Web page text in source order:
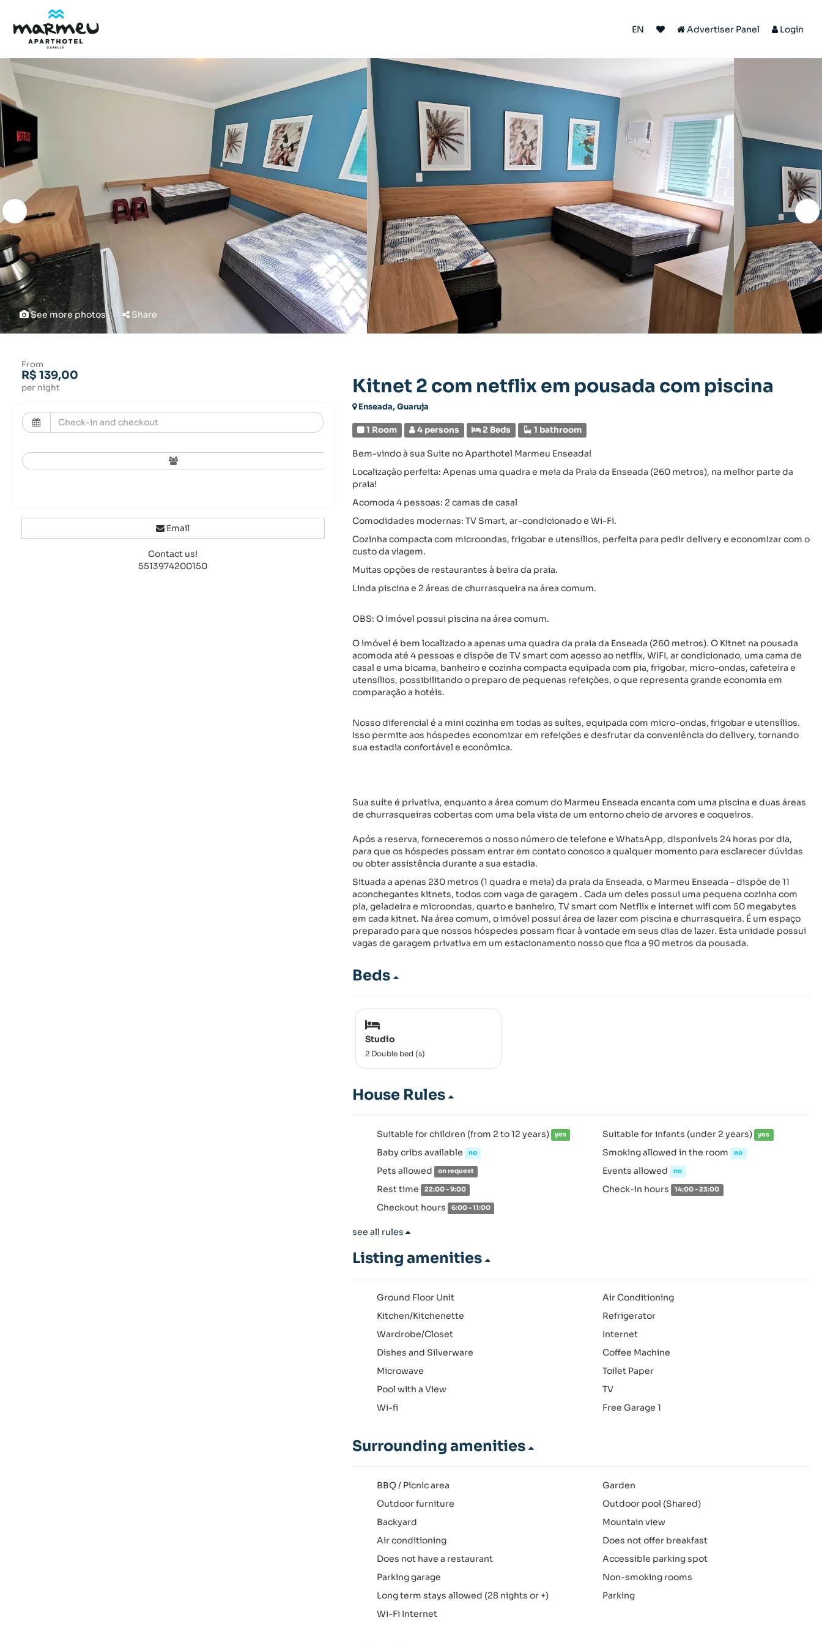
EN Advertiser Panel Login
See more photos Share
Kitnet 2 com netflix em pousada com piscina
Enseada, Guaruja
1 Room 4 persons 2 Beds 1 bathroom
Bem-vindo à sua Suite no Aparthotel Marmeu Enseada!
Localização perfeita: Apenas uma quadra e meia da Praia da Enseada (260 metros), na melhor parte da
praia!
Acomoda 4 pessoas: 2 camas de casal
Comodidades modernas: TV Smart, ar-condicionado e Wi-Fi.
Cozinha compacta com microondas, frigobar e utensílios, perfeita para pedir delivery e economizar com o
custo da viagem.
Muitas opções de restaurantes à beira da praia.
Linda piscina e 2 áreas de churrasqueira na área comum.
OBS: O imóvel possui piscina na área comum.
O imóvel é bem localizado a apenas uma quadra da praia da Enseada (260 metros). O Kitnet na pousada
acomoda até 4 pessoas e dispõe de TV smart com acesso ao netflix, WIFI, ar condicionado, uma cama de
casal e uma bicama, banheiro e cozinha compacta equipada com pia, frigobar, micro-ondas, cafeteira e
utensílios, possibilitando o preparo de pequenas refeições, o que representa grande economia em
comparação a hotéis.
Nosso diferencial é a mini cozinha em todas as suítes, equipada com micro-ondas, frigobar e utensílios.
Isso permite aos hóspedes economizar em refeições e desfrutar da conveniência do delivery, tornando
sua estadia confortável e econômica.
Sua suíte é privativa, enquanto a área comum do Marmeu Enseada encanta com uma piscina e duas áreas
de churrasqueiras cobertas com uma bela vista de um entorno cheio de arvores e coqueiros.
Após a reserva, forneceremos o nosso número de telefone e WhatsApp, disponíveis 24 horas por dia,
para que os hóspedes possam entrar em contato conosco a qualquer momento para esclarecer dúvidas
ou obter assistência durante a sua estadia.
Situada a apenas 230 metros (1 quadra e meia) da praia da Enseada, o Marmeu Enseada – dispõe de 11
aconchegantes kitnets, todos com vaga de garagem . Cada um deles possui uma pequena cozinha com
pia, geladeira e microondas, quarto e banheiro, TV smart com Netflix e internet wifi com 50 megabytes
em cada kitnet. Na área comum, o imóvel possui área de lazer com piscina e churrasqueira. É um espaço
preparado para que nossos hóspedes possam ficar à vontade em seus dias de lazer. Esta unidade possui
vagas de garagem privativa em um estacionamento nosso que fica a 90 metros da pousada.
Beds
Studio
2 Double bed (s)
House Rules
Suitable for children (from 2 to 12 years) yes Suitable for infants (under 2 years) yes
Baby cribs available no Smoking allowed in the room no
Pets allowed on request Events allowed no
Rest time 22:00 - 9:00 Check-in hours 14:00 - 23:00
Checkout hours 6:00 - 11:00
see all rules
Listing amenities
Ground Floor Unit
Air Conditioning
Kitchen/Kitchenette
Refrigerator
Wardrobe/Closet
Internet
Dishes and Silverware
Coffee Machine
Microwave
Toilet Paper
Pool with a View
TV
Wi-fi
Free Garage 1
Surrounding amenities
BBQ / Picnic area
Garden
Outdoor furniture
Outdoor pool (Shared)
Backyard
Mountain view
Air conditioning
Does not offer breakfast
Does not have a restaurant
Accessible parking spot
Parking garage
Non-smoking rooms
Long term stays allowed (28 nights or +)
Parking
Wi-Fi Internet
From
R$ 139,00
per night
Email
Contact us!
5513974200150